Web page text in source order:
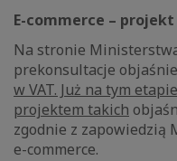
E-commerce –
Na stronie Ministerstwa
prekonsultacje
w VAT. Już na tym etapie
projektem takich
zgodnie z zapowiedzią
e-commerce.